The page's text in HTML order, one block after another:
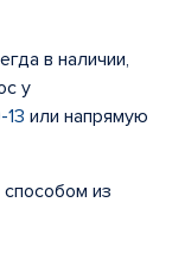
в наличии,
у
или напрямую
из